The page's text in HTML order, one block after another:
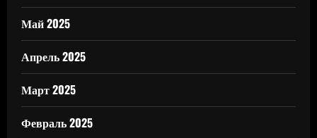
Май 2025
Апрель 2025
Март 2025
Февраль 2025